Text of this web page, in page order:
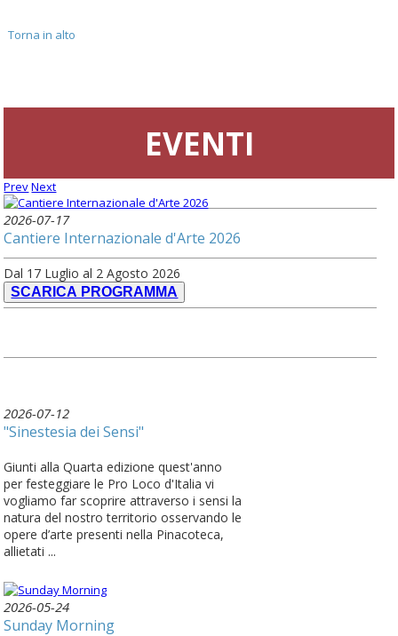
Torna in alto
EVENTI
PrevNext
2026-07-17
Cantiere Internazionale d'Arte 2026
Dal 17 Luglio al 2 Agosto 2026
SCARICA PROGRAMMA
2026-07-12
"Sinestesia dei Sensi"
Giunti alla Quarta edizione quest'anno
per festeggiare le Pro Loco d'Italia vi
vogliamo far scoprire attraverso i sensi la
natura del nostro territorio osservando le
opere d’arte presenti nella Pinacoteca,
allietati ...
2026-05-24
Sunday Morning